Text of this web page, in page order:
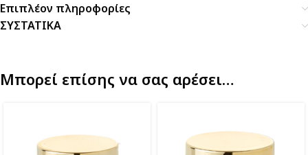
Επιπλέον πληροφορίες
ΣΥΣΤΑΤΙΚΑ
Μπορεί επίσης να σας αρέσει…